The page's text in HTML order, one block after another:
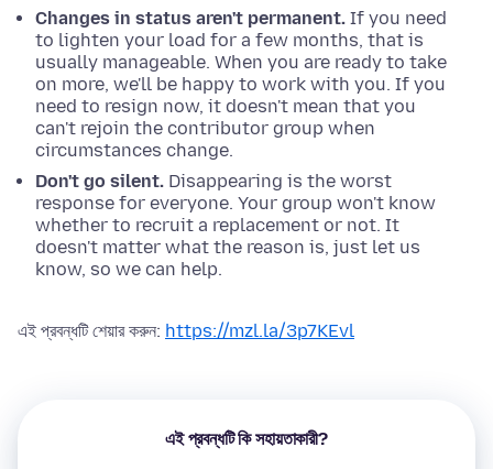
Changes in status aren't permanent. If you need
to lighten your load for a few months, that is
usually manageable. When you are ready to take
on more, we'll be happy to work with you. If you
need to resign now, it doesn't mean that you
can't rejoin the contributor group when
circumstances change.
Don't go silent. Disappearing is the worst
response for everyone. Your group won't know
whether to recruit a replacement or not. It
doesn't matter what the reason is, just let us
know, so we can help.
এই প্রবন্ধটি শেয়ার করুন: https://mzl.la/3p7KEvl
এই প্রবন্ধটি কি সহায়তাকারী?